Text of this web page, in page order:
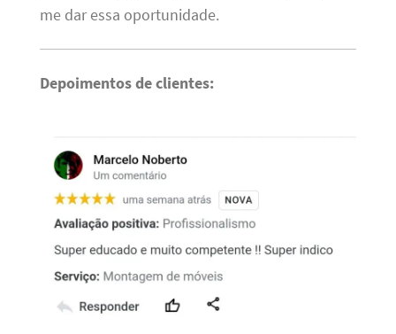
me dar essa oportunidade.
Depoimentos de clientes: